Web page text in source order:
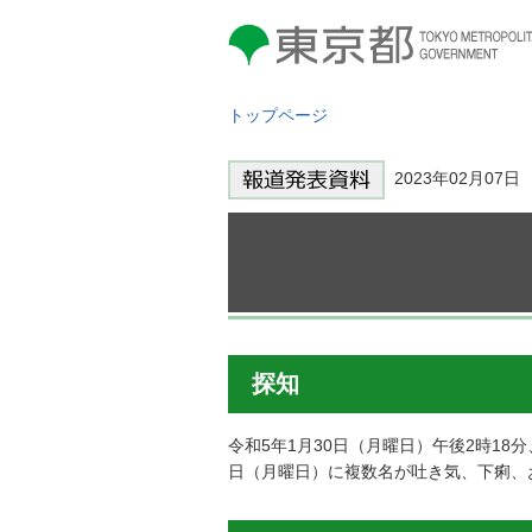
東京都 TOKYO METROPOLITAN
GOVERNMENT
トップページ
2023年02月07
探知
令和5年1月30日（月曜日）午後2時18
日（月曜日）に複数名が吐き気、下痢